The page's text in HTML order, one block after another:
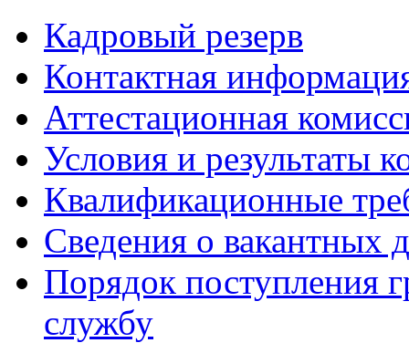
Кадровый резерв
Контактная
Аттестационная
Условия и результаты
Квалификационные
Сведения о вакантных
Порядок поступления
службу